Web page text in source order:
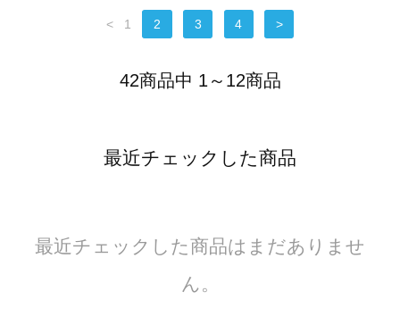
< 1 2 3 4 >
42商品中 1～12商品
最近チェックした商品
最近チェックした商品はまだありませ
ん。